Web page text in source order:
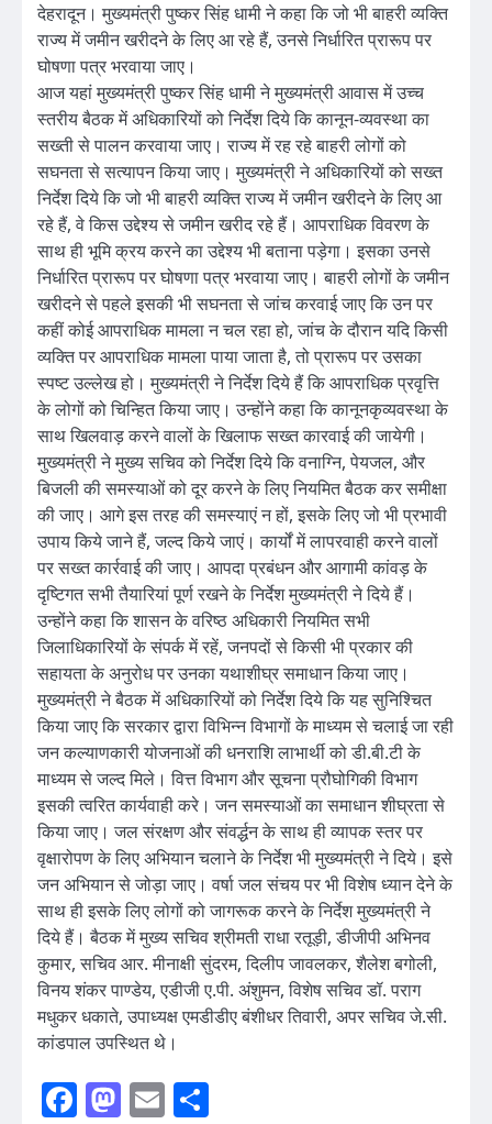
देहरादून। मुख्यमंत्री पुष्कर सिंह धामी ने कहा कि जो भी बाहरी व्यक्ति
राज्य में जमीन खरीदने के लिए आ रहे हैं, उनसे निर्धारित प्रारूप पर
घोषणा पत्र भरवाया जाए।
आज यहां मुख्यमंत्री पुष्कर सिंह धामी ने मुख्यमंत्री आवास में उच्च
स्तरीय बैठक में अधिकारियों को निर्देश दिये कि कानून-व्यवस्था का
सख्ती से पालन करवाया जाए। राज्य में रह रहे बाहरी लोगों को
सघनता से सत्यापन किया जाए। मुख्यमंत्री ने अधिकारियों को सख्त
निर्देश दिये कि जो भी बाहरी व्यक्ति राज्य में जमीन खरीदने के लिए आ
रहे हैं, वे किस उद्देश्य से जमीन खरीद रहे हैं। आपराधिक विवरण के
साथ ही भूमि क्रय करने का उद्देश्य भी बताना पड़ेगा। इसका उनसे
निर्धारित प्रारूप पर घोषणा पत्र भरवाया जाए। बाहरी लोगों के जमीन
खरीदने से पहले इसकी भी सघनता से जांच करवाई जाए कि उन पर
कहीं कोई आपराधिक मामला न चल रहा हो, जांच के दौरान यदि किसी
व्यक्ति पर आपराधिक मामला पाया जाता है, तो प्रारूप पर उसका
स्पष्ट उल्लेख हो। मुख्यमंत्री ने निर्देश दिये हैं कि आपराधिक प्रवृत्ति
के लोगों को चिन्हित किया जाए। उन्होंने कहा कि कानूनकृव्यवस्था के
साथ खिलवाड़ करने वालों के खिलाफ सख्त कारवाई की जायेगी।
मुख्यमंत्री ने मुख्य सचिव को निर्देश दिये कि वनाग्नि, पेयजल, और
बिजली की समस्याओं को दूर करने के लिए नियमित बैठक कर समीक्षा
की जाए। आगे इस तरह की समस्याएं न हों, इसके लिए जो भी प्रभावी
उपाय किये जाने हैं, जल्द किये जाएं। कार्यों में लापरवाही करने वालों
पर सख्त कार्रवाई की जाए। आपदा प्रबंधन और आगामी कांवड़ के
दृष्टिगत सभी तैयारियां पूर्ण रखने के निर्देश मुख्यमंत्री ने दिये हैं।
उन्होंने कहा कि शासन के वरिष्ठ अधिकारी नियमित सभी
जिलाधिकारियों के संपर्क में रहें, जनपदों से किसी भी प्रकार की
सहायता के अनुरोध पर उनका यथाशीघ्र समाधान किया जाए।
मुख्यमंत्री ने बैठक में अधिकारियों को निर्देश दिये कि यह सुनिश्चित
किया जाए कि सरकार द्वारा विभिन्न विभागों के माध्यम से चलाई जा रही
जन कल्याणकारी योजनाओं की धनराशि लाभार्थी को डी.बी.टी के
माध्यम से जल्द मिले। वित्त विभाग और सूचना प्रौघोगिकी विभाग
इसकी त्वरित कार्यवाही करे। जन समस्याओं का समाधान शीघ्रता से
किया जाए। जल संरक्षण और संवर्द्धन के साथ ही व्यापक स्तर पर
वृक्षारोपण के लिए अभियान चलाने के निर्देश भी मुख्यमंत्री ने दिये। इसे
जन अभियान से जोड़ा जाए। वर्षा जल संचय पर भी विशेष ध्यान देने के
साथ ही इसके लिए लोगों को जागरूक करने के निर्देश मुख्यमंत्री ने
दिये हैं। बैठक में मुख्य सचिव श्रीमती राधा रतूड़ी, डीजीपी अभिनव
कुमार, सचिव आर. मीनाक्षी सुंदरम, दिलीप जावलकर, शैलेश बगोली,
विनय शंकर पाण्डेय, एडीजी ए.पी. अंशुमन, विशेष सचिव डॉ. पराग
मधुकर धकाते, उपाध्यक्ष एमडीडीए बंशीधर तिवारी, अपर सचिव जे.सी.
कांडपाल उपस्थित थे।
Facebook
Mastodon
Email